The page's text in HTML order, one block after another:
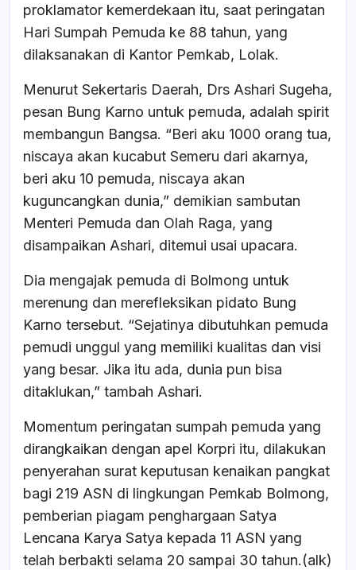
proklamator kemerdekaan itu, saat peringatan
Hari Sumpah Pemuda ke 88 tahun, yang
dilaksanakan di Kantor Pemkab, Lolak.
Menurut Sekertaris Daerah, Drs Ashari Sugeha,
pesan Bung Karno untuk pemuda, adalah spirit
membangun Bangsa. “Beri aku 1000 orang tua,
niscaya akan kucabut Semeru dari akarnya,
beri aku 10 pemuda, niscaya akan
kuguncangkan dunia,” demikian sambutan
Menteri Pemuda dan Olah Raga, yang
disampaikan Ashari, ditemui usai upacara.
Dia mengajak pemuda di Bolmong untuk
merenung dan merefleksikan pidato Bung
Karno tersebut. “Sejatinya dibutuhkan pemuda
pemudi unggul yang memiliki kualitas dan visi
yang besar. Jika itu ada, dunia pun bisa
ditaklukan,” tambah Ashari.
Momentum peringatan sumpah pemuda yang
dirangkaikan dengan apel Korpri itu, dilakukan
penyerahan surat keputusan kenaikan pangkat
bagi 219 ASN di lingkungan Pemkab Bolmong,
pemberian piagam penghargaan Satya
Lencana Karya Satya kepada 11 ASN yang
telah berbakti selama 20 sampai 30 tahun.(alk)